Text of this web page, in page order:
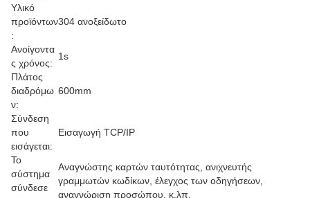
Υλικό
προϊόντων
:
304 ανοξείδωτο
Ανοίγοντα
ς χρόνος:
1s
Πλάτος
διαδρόμω
ν:
600mm
Σύνδεση
που
εισάγεται:
Εισαγωγή TCP/IP
Το
σύστημα
σύνδεσε
Αναγνώστης καρτών ταυτότητας, ανιχνευτής
γραμμωτών κωδίκων, έλεγχος των οδηγήσεων,
αναγνώριση προσώπου, κ.λπ.